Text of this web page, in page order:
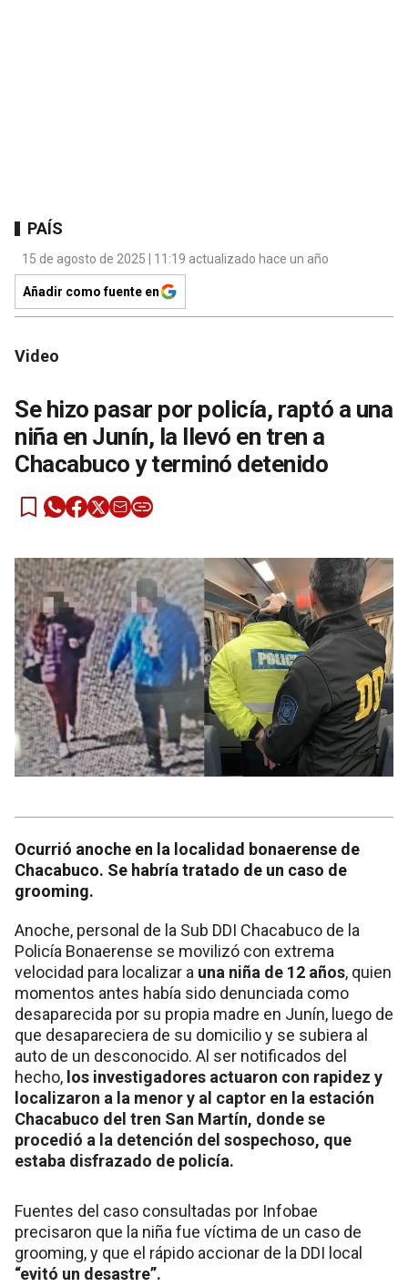
PAÍS
15 de agosto de 2025 | 11:19 actualizado hace un año
Añadir como fuente en
Video
Se hizo pasar por policía, raptó a una
niña en Junín, la llevó en tren a
Chacabuco y terminó detenido
Ocurrió anoche en la localidad bonaerense de
Chacabuco. Se habría tratado de un caso de
grooming.
Anoche, personal de la Sub DDI Chacabuco de la
Policía Bonaerense se movilizó con extrema
velocidad para localizar a una niña de 12 años, quien
momentos antes había sido denunciada como
desaparecida por su propia madre en Junín, luego de
que desapareciera de su domicilio y se subiera al
auto de un desconocido. Al ser notificados del
hecho, los investigadores actuaron con rapidez y
localizaron a la menor y al captor en la estación
Chacabuco del tren San Martín, donde se
procedió a la detención del sospechoso, que
estaba disfrazado de policía.
Fuentes del caso consultadas por Infobae
precisaron que la niña fue víctima de un caso de
grooming, y que el rápido accionar de la DDI local
“evitó un desastre”.